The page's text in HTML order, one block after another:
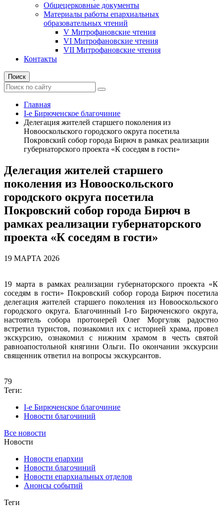
Общецерковные документы
Материалы работы епархиальных
образовательных чтений
V Митрофановские чтения
VI Митрофановские чтения
VII Митрофановские чтения
Контакты
Поиск
Главная
I-е Бирюченское благочиние
Делегация жителей старшего поколения из
Новооскольского городского округа посетила
Покровский собор города Бирюч в рамках реализации
губернаторского проекта «К соседям в гости»
Делегация жителей старшего
поколения из Новооскольского
городского округа посетила
Покровский собор города Бирюч в
рамках реализации губернаторского
проекта «К соседям в гости»
19 МАРТА 2026
19 марта в рамках реализации губернаторского проекта «К
соседям в гости» Покровский собор города Бирюч посетила
делегация жителей старшего поколения из Новооскольского
городского округа. Благочинный I-го Бирюченского округа,
настоятель собора протоиерей Олег Моргуляк радостно
встретил туристов, познакомил их с историей храма, провел
экскурсию, ознакомил с нижним храмом в честь святой
равноапостольной княгини Ольги. По окончании экскурсии
священник ответил на вопросы экскурсантов.
79
Теги:
I-е Бирюченское благочиние
Новости благочиний
Все новости
Новости
Новости епархии
Новости благочиний
Новости епархиальных отделов
Анонсы событий
Теги